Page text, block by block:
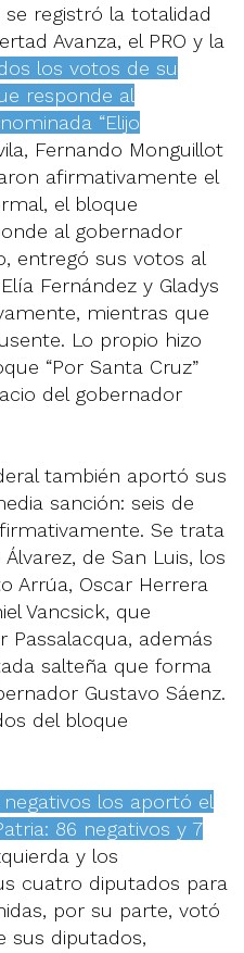
registró la totalidad
Avanza, el PRO y la
los votos de su
responde al
“Elijo
Fernando Monguillot
afirmativamente el
el bloque
al gobernador
entregó sus votos al
Fernández y Gladys
mientras que
Lo propio hizo
“Por Santa Cruz”
del gobernador
también aportó sus
sanción: seis de
Se trata
de San Luis, los
Arrúa, Oscar Herrera
Vancsick, que
Passalacqua, además
salteña que forma
Gustavo Sáenz.
del bloque
los aportó el
86 negativos y 7
y los
cuatro diputados para
por su parte, votó
sus diputados,